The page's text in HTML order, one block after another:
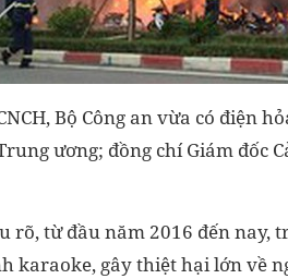
Bộ Công an vừa có điện
ương; đồng chí Giám đốc
rõ, từ đầu năm 2016 đến nay,
karaoke, gây thiệt hại lớn về